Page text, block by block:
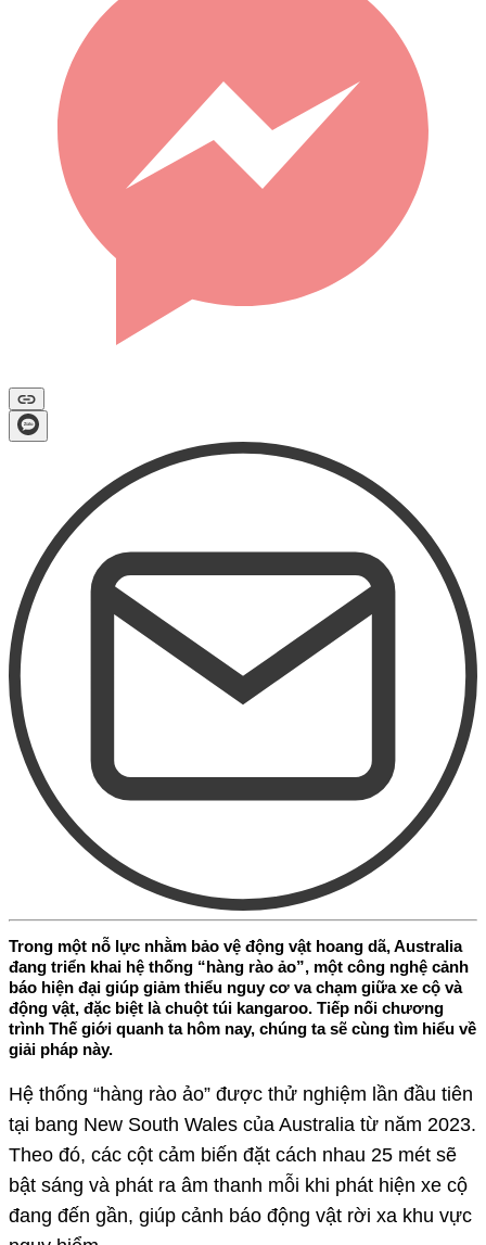
Trong một nỗ lực nhằm bảo vệ động vật hoang dã, Australia
đang triển khai hệ thống “hàng rào ảo”, một công nghệ cảnh
báo hiện đại giúp giảm thiểu nguy cơ va chạm giữa xe cộ và
động vật, đặc biệt là chuột túi kangaroo. Tiếp nối chương
trình Thế giới quanh ta hôm nay, chúng ta sẽ cùng tìm hiểu về
giải pháp này.
Hệ thống “hàng rào ảo” được thử nghiệm lần đầu tiên
tại bang New South Wales của Australia từ năm 2023.
Theo đó, các cột cảm biến đặt cách nhau 25 mét sẽ
bật sáng và phát ra âm thanh mỗi khi phát hiện xe cộ
đang đến gần, giúp cảnh báo động vật rời xa khu vực